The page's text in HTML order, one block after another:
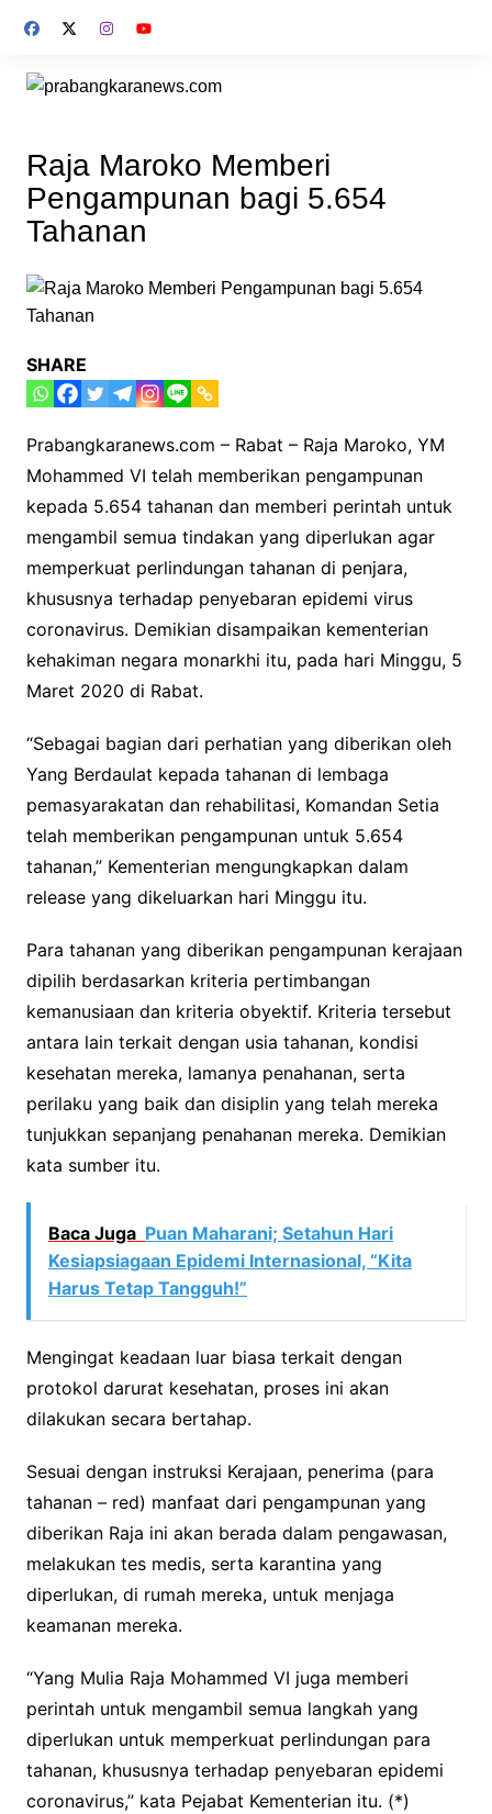
Raja Maroko Memberi
Pengampunan bagi 5.654
Tahanan
SHARE
Prabangkaranews.com – Rabat – Raja Maroko, YM
Mohammed VI telah memberikan pengampunan
kepada 5.654 tahanan dan memberi perintah untuk
mengambil semua tindakan yang diperlukan agar
memperkuat perlindungan tahanan di penjara,
khususnya terhadap penyebaran epidemi virus
coronavirus. Demikian disampaikan kementerian
kehakiman negara monarkhi itu, pada hari Minggu, 5
Maret 2020 di Rabat.
“Sebagai bagian dari perhatian yang diberikan oleh
Yang Berdaulat kepada tahanan di lembaga
pemasyarakatan dan rehabilitasi, Komandan Setia
telah memberikan pengampunan untuk 5.654
tahanan,” Kementerian mengungkapkan dalam
release yang dikeluarkan hari Minggu itu.
Para tahanan yang diberikan pengampunan kerajaan
dipilih berdasarkan kriteria pertimbangan
kemanusiaan dan kriteria obyektif. Kriteria tersebut
antara lain terkait dengan usia tahanan, kondisi
kesehatan mereka, lamanya penahanan, serta
perilaku yang baik dan disiplin yang telah mereka
tunjukkan sepanjang penahanan mereka. Demikian
kata sumber itu.
Baca Juga Puan Maharani; Setahun Hari
Kesiapsiagaan Epidemi Internasional, “Kita
Harus Tetap Tangguh!”
Mengingat keadaan luar biasa terkait dengan
protokol darurat kesehatan, proses ini akan
dilakukan secara bertahap.
Sesuai dengan instruksi Kerajaan, penerima (para
tahanan – red) manfaat dari pengampunan yang
diberikan Raja ini akan berada dalam pengawasan,
melakukan tes medis, serta karantina yang
diperlukan, di rumah mereka, untuk menjaga
keamanan mereka.
“Yang Mulia Raja Mohammed VI juga memberi
perintah untuk mengambil semua langkah yang
diperlukan untuk memperkuat perlindungan para
tahanan, khususnya terhadap penyebaran epidemi
coronavirus,” kata Pejabat Kementerian itu. (*)